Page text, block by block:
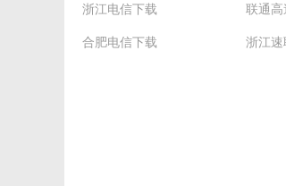
浙江电信下载 联通高
合肥电信下载 浙江速